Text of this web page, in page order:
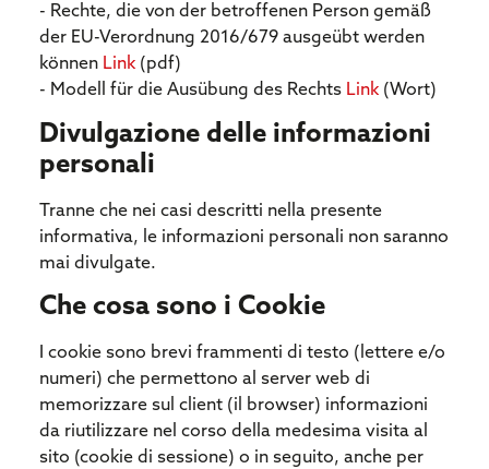
- Rechte, die von der betroffenen Person gemäß
der EU-Verordnung 2016/679 ausgeübt werden
können Link(pdf)
- Modell für die Ausübung des Rechts Link(Wort)
Divulgazione delle informazioni
personali
Tranne che nei casi descritti nella presente
informativa, le informazioni personali non saranno
mai divulgate.
Che cosa sono i Cookie
I cookie sono brevi frammenti di testo (lettere e/o
numeri) che permettono al server web di
memorizzare sul client (il browser) informazioni
da riutilizzare nel corso della medesima visita al
sito (cookie di sessione) o in seguito, anche per